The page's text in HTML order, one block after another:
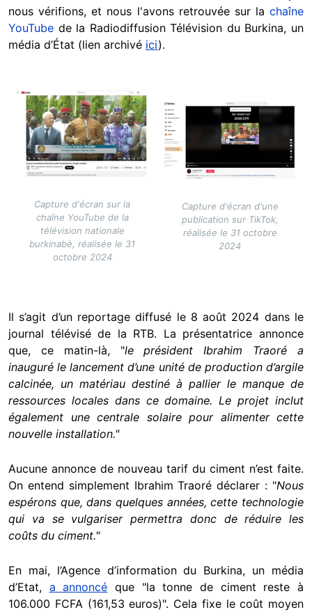
nous vérifions, et nous l'avons retrouvée sur la chaîne
YouTube de la Radiodiffusion Télévision du Burkina, un
média d’État (lien archivé ici).
Image
Capture d'écran sur la
chaîne YouTube de la
télévision nationale
burkinabè, réalisée le 31
octobre 2024
Image
Capture d'écran d'une
publication sur TikTok,
réalisée le 31 octobre
2024
Il s’agit d’un reportage diffusé le 8 août 2024 dans le
journal télévisé de la RTB. La présentatrice annonce
que, ce matin-là, "le président Ibrahim Traoré a
inauguré le lancement d’une unité de production d’argile
calcinée, un matériau destiné à pallier le manque de
ressources locales dans ce domaine. Le projet inclut
également une centrale solaire pour alimenter cette
nouvelle installation."
Aucune annonce de nouveau tarif du ciment n’est faite.
On entend simplement Ibrahim Traoré déclarer : "Nous
espérons que, dans quelques années, cette technologie
qui va se vulgariser permettra donc de réduire les
coûts du ciment."
En mai, l’Agence d’information du Burkina, un média
d’Etat, a annoncé que "la tonne de ciment reste à
106.000 FCFA (161,53 euros)". Cela fixe le coût moyen